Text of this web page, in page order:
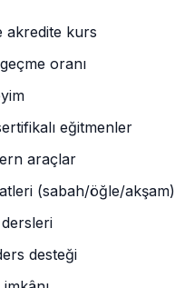
akredite kurs
oranı
eğitmenler
araçlar
(sabah/öğle/akşam)
desteği